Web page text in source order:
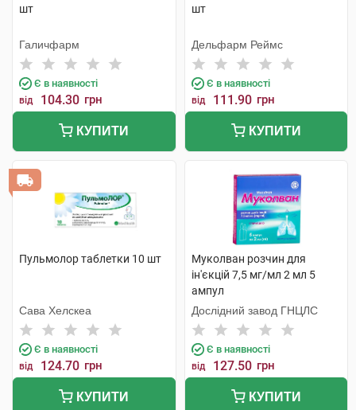
шт
Галичфарм
Є в наявності
від 104.30 грн
КУПИТИ
шт
Дельфарм Реймс
Є в наявності
від 111.90 грн
КУПИТИ
Пульмолор таблетки 10 шт
Сава Хелскеа
Є в наявності
від 124.70 грн
КУПИТИ
Муколван розчин для
ін'єкцій 7,5 мг/мл 2 мл 5
ампул
Дослідний завод ГНЦЛС
Є в наявності
від 127.50 грн
КУПИТИ